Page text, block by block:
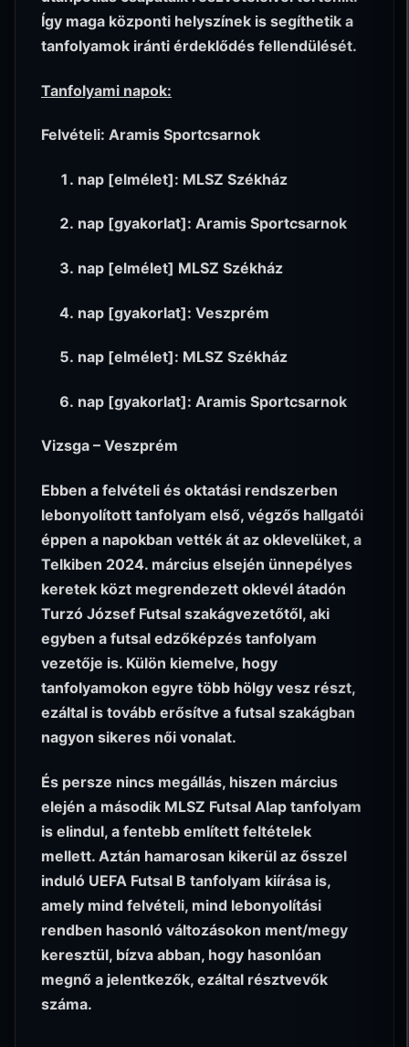
Így maga központi helyszínek is segíthetik a
tanfolyamok iránti érdeklődés fellendülését.
Tanfolyami napok:
Felvételi: Aramis Sportcsarnok
nap [elmélet]: MLSZ Székház
nap [gyakorlat]: Aramis Sportcsarnok
nap [elmélet] MLSZ Székház
nap [gyakorlat]: Veszprém
nap [elmélet]: MLSZ Székház
nap [gyakorlat]: Aramis Sportcsarnok
Vizsga – Veszprém
Ebben a felvételi és oktatási rendszerben
lebonyolított tanfolyam első, végzős hallgatói
éppen a napokban vették át az oklevelüket, a
Telkiben 2024. március elsején ünnepélyes
keretek közt megrendezett oklevél átadón
Turzó József Futsal szakágvezetőtől, aki
egyben a futsal edzőképzés tanfolyam
vezetője is. Külön kiemelve, hogy
tanfolyamokon egyre több hölgy vesz részt,
ezáltal is tovább erősítve a futsal szakágban
nagyon sikeres női vonalat.
És persze nincs megállás, hiszen március
elején a második MLSZ Futsal Alap tanfolyam
is elindul, a fentebb említett feltételek
mellett. Aztán hamarosan kikerül az ősszel
induló UEFA Futsal B tanfolyam kiírása is,
amely mind felvételi, mind lebonyolítási
rendben hasonló változásokon ment/megy
keresztül, bízva abban, hogy hasonlóan
megnő a jelentkezők, ezáltal résztvevők
száma.